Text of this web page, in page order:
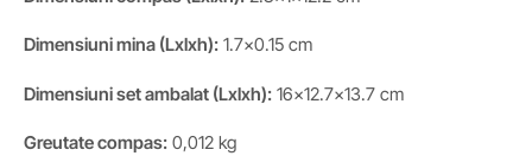
Dimensiuni mina (Lxlxh): 1.7×0.15 cm
Dimensiuni set ambalat (Lxlxh): 16×12.7×13.7 cm
Greutate compas: 0,012 kg